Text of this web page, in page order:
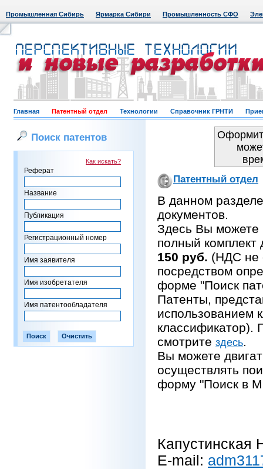
Промышленная Сибирь Ярмарка Сибири Промышленность СФО
Главная Патентный отдел Технологии Справочник ГРНТИ
Поиск патентов
Как искать?
Реферат
Название
Публикация
Регистрационный номер
Имя заявителя
Имя изобретателя
Имя патентообладателя
Патентный отдел
В данном
документов.
Здесь Вы можете
полный комплект
150 руб. (НДС не
посредством
форме "Поиск
Патенты,
использованием
классификатор).
смотрите здесь.
Вы можете
осуществлять
форму "Поиск в
Капустинская
E-mail: